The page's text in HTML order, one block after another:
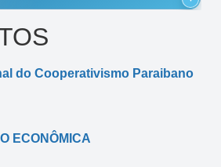
do Cooperativismo Paraibano
ECONÔMICA